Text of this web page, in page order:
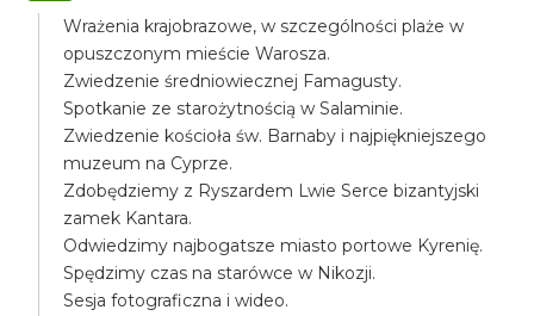
Wrażenia krajobrazowe, w szczególności plaże w
opuszczonym mieście Warosza.
Zwiedzenie średniowiecznej Famagusty.
Spotkanie ze starożytnością w Salaminie.
Zwiedzenie kościoła św. Barnaby i najpiękniejszego
muzeum na Cyprze.
Zdobędziemy z Ryszardem Lwie Serce bizantyjski
zamek Kantara.
Odwiedzimy najbogatsze miasto portowe Kyrenię.
Spędzimy czas na starówce w Nikozji.
Sesja fotograficzna i wideo.